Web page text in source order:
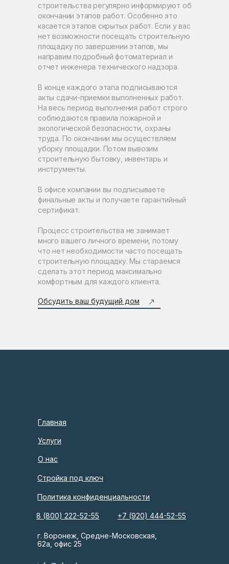
строительства регулярно информируют об
окончании этапов работ. Особенно это
касается этапов скрытых работ. Если у вас
нет возможности посещать строительную
площадку по завершении этапов, мы
направим подробный фотоматериал и
отчет инженера технического надзора.
В конце каждого этапа подписываются
акты сдачи-приемки выполненных работ.
На весь период выполнения работ строго
соблюдаются правила пожарной и
экологической безопасности, охраны
труда. По окончании мы осуществляем
уборку площадки. Потом вывозим
строительную бытовку, инвентарь и
инструменты.
В офисе компании вы подписываете
финальные акты и получаете гарантийный
сертификат.
Процесс строительства не занимает
много вашего личного времени, потому
что нет необходимости часто посещать
строительную площадку. Мы стараемся
сделать этот период максимально
комфортным для каждого клиента.
Обсудить ваш будущий дом
Главная
Услуги
О нас
8 (800) 222-52-55 +7 (920) 444-52-55
г. Воронеж, Средне-Московская,
62а, офис 25
Стройка под ключ
Политика конфиденциальности